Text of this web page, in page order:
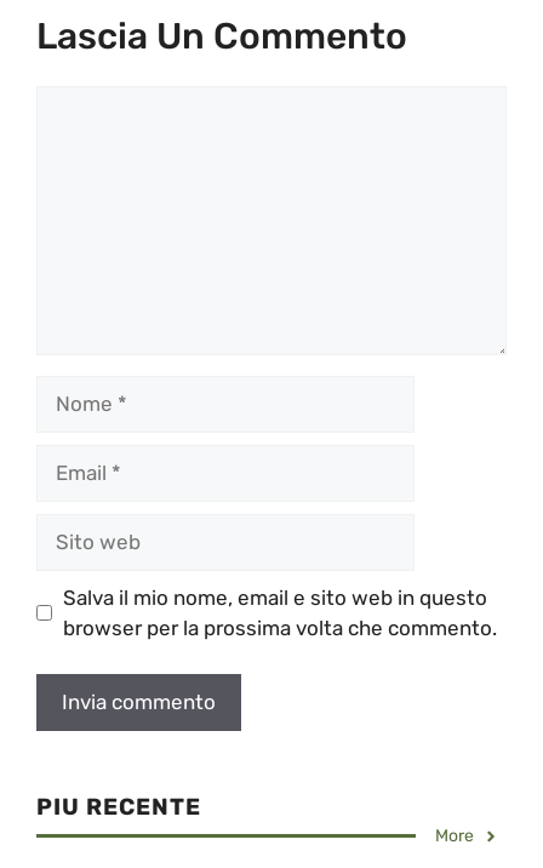
Lascia Un Commento
web
Salva il mio nome, email e sito web in questo
browser per la prossima volta che commento.
PIU RECENTE
More